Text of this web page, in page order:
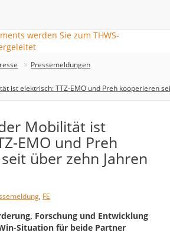
Pressemeldungen
ist elektrisch: TTZ-EMO und Preh kooperieren
Mobilität ist
EMO und Preh
über zehn Jahren
, FE
Forschung und Entwicklung
Situation für beide Partner